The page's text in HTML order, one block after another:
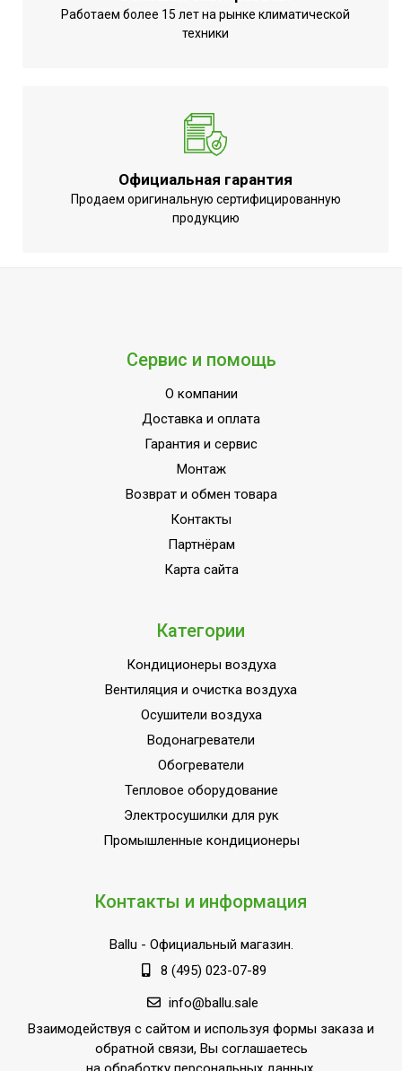
Работаем более 15 лет на рынке климатической
техники
Официальная гарантия
Продаем оригинальную сертифицированную
продукцию
Сервис и помощь
О компании
Доставка и оплата
Гарантия и сервис
Монтаж
Возврат и обмен товара
Контакты
Партнёрам
Карта сайта
Категории
Кондиционеры воздуха
Вентиляция и очистка воздуха
Осушители воздуха
Водонагреватели
Обогреватели
Тепловое оборудование
Электросушилки для рук
Промышленные кондиционеры
Контакты и информация
Ballu - Официальный магазин.
8 (495) 023-07-89
info@ballu.sale
Взаимодействуя с сайтом и используя формы заказа и
обратной связи, Вы соглашаетесь